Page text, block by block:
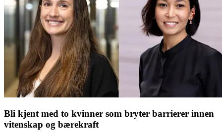
Bli kjent med to kvinner som bryter barrierer innen
vitenskap og bærekraft